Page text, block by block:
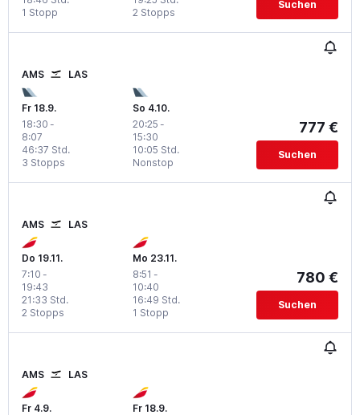
1 Stopp
2 Stopps
Suchen
AMS LAS
Fr 18.9.
18:30 -
8:07
3 Stopps
46:37 Std.
So 4.10.
20:25 -
15:30
Nonstop
10:05 Std.
777 €
Suchen
AMS LAS
Do 19.11.
7:10 -
19:43
2 Stopps
21:33 Std.
Mo 23.11.
8:51 -
10:40
1 Stopp
16:49 Std.
780 €
Suchen
AMS LAS
Fr 4.9.
Fr 18.9.